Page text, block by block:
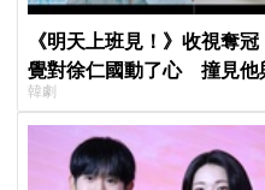
《明天上班見！》收視奪
覺對徐仁國動了心 撞見他
心好慌
韓劇